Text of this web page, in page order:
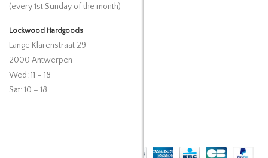
(every 1st Sunday of the month)
Lockwood Hardgoods
Lange Klarenstraat 29
2000 Antwerpen
Wed: 11 – 18
Sat: 10 – 18